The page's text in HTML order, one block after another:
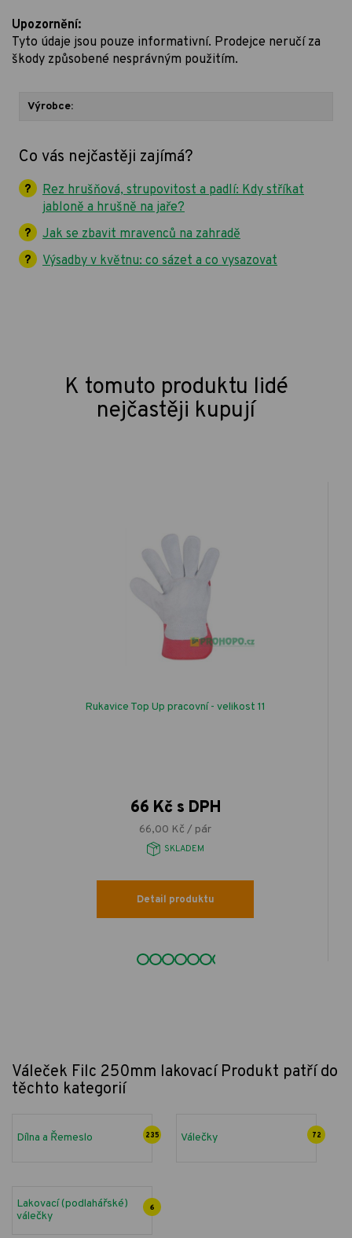
Upozornění:
Tyto údaje jsou pouze informativní. Prodejce neručí za
škody způsobené nesprávným použitím.
Výrobce:
Co vás nejčastěji zajímá?
Rez hrušňová, strupovitost a padlí: Kdy stříkat
jabloně a hrušně na jaře?
Jak se zbavit mravenců na zahradě
Výsadby v květnu: co sázet a co vysazovat
K tomuto produktu lidé
nejčastěji kupují
Rukavice Top Up pracovní - velikost 11
66 Kč s DPH
66,00 Kč / pár
SKLADEM
Detail produktu
Váleček Filc 250mm lakovací Produkt patří do
těchto kategorií
Dílna a Řemeslo 235 Válečky 72
Lakovací (podlahářské)
válečky
6